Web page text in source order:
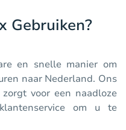
Gebruiken?
en snelle manier om
naar Nederland. Ons
voor een naadloze
om u te